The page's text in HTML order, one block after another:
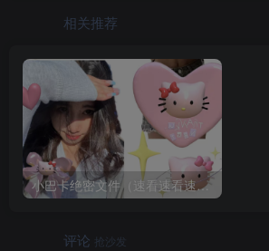
相关推荐
小巴卡绝密文件（速看速看速看）
评论 抢沙发